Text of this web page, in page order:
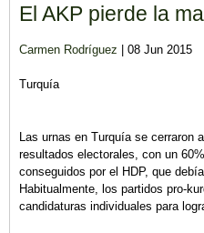
El AKP pierde la
Carmen Rodríguez | 08 Jun 2015
Turquía
Las urnas en Turquía se
resultados electorales, con un
conseguidos por el HDP, que
Habitualmente, los partidos pro-
candidaturas individuales para